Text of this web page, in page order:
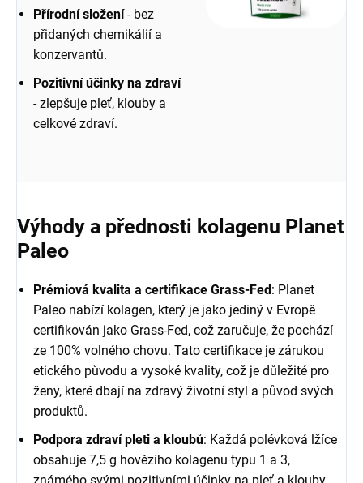
Přírodní složení- bez
přidaných chemikálií a
konzervantů.
Pozitivní účinky na zdraví
- zlepšuje pleť, klouby a
celkové zdraví.
Výhody a přednosti kolagenu Planet
Paleo
Prémiová kvalita a certifikace Grass-Fed: Planet
Paleo nabízí kolagen, který je jako jediný v Evropě
certifikován jako Grass-Fed, což zaručuje, že pochází
ze 100% volného chovu. Tato certifikace je zárukou
etického původu a vysoké kvality, což je důležité pro
ženy, které dbají na zdravý životní styl a původ svých
produktů.
Podpora zdraví pleti a kloubů: Každá polévková lžíce
obsahuje 7,5 g hovězího kolagenu typu 1 a 3,